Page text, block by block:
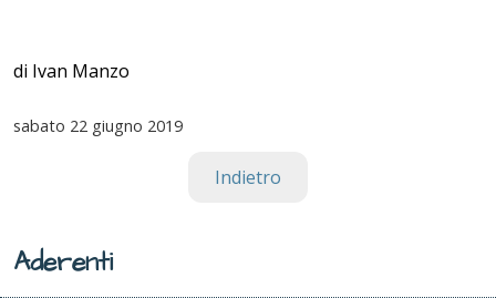
di Ivan Manzo
sabato 22 giugno 2019
Indietro
Aderenti